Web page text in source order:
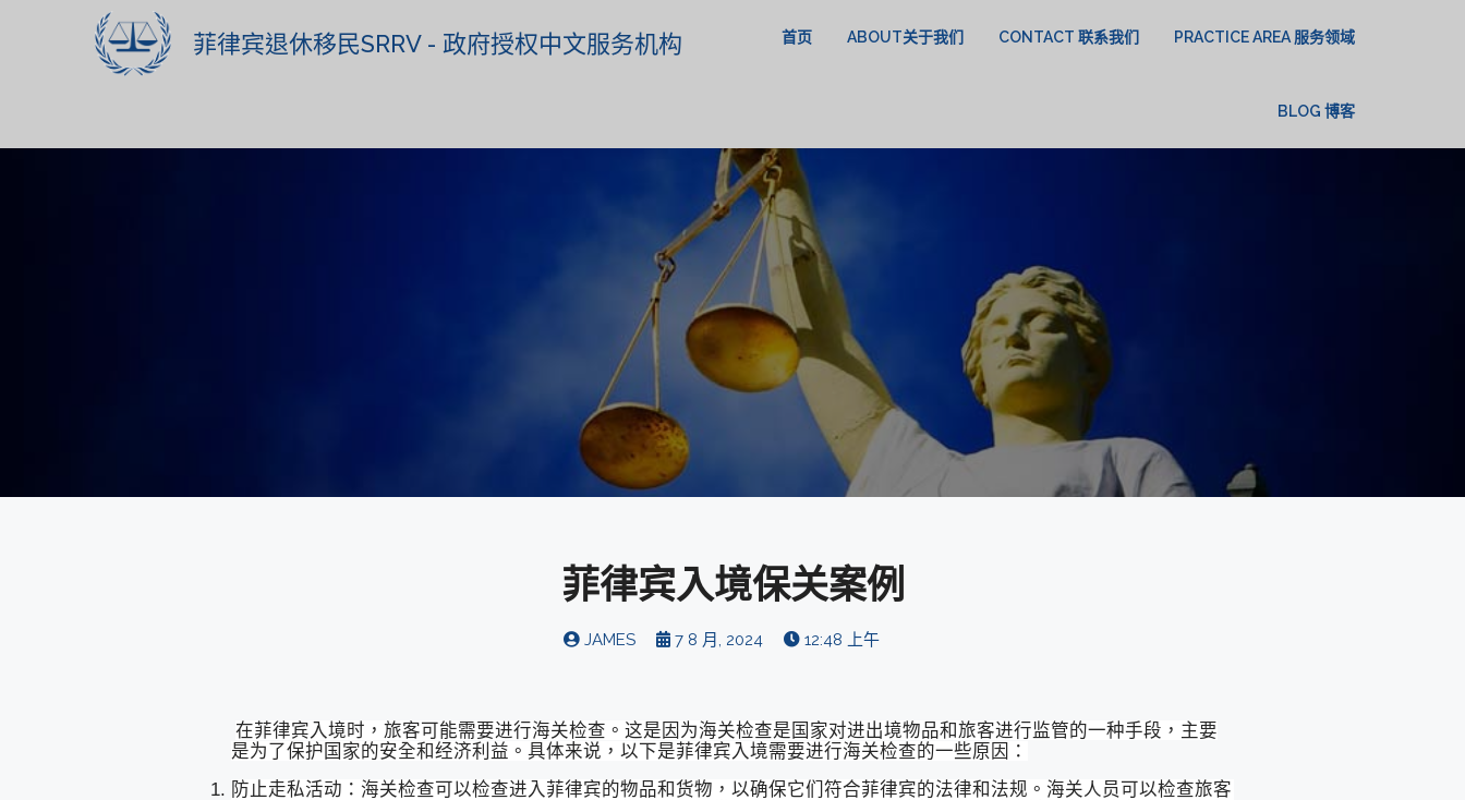
菲律宾退休移民SRRV - 政府授权中文服务机构 首页 ABOUT关于我们 CONTACT 联系我们 PRACTICE AREA 服务领域
BLOG 博客
菲律宾入境保关案例
JAMES 7 8 月, 2024 12:48 上午
在菲律宾入境时，旅客可能需要进行海关检查。这是因为海关检查是国家对进出境物品和旅客进行监管的一种手段，主要
是为了保护国家的安全和经济利益。具体来说，以下是菲律宾入境需要进行海关检查的一些原因：
防止走私活动：海关检查可以检查进入菲律宾的物品和货物，以确保它们符合菲律宾的法律和法规。海关人员可以检查旅客